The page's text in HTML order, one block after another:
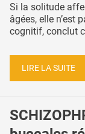
Si la solitude
âgées, elle n’est
cognitif, conclut
LIRE LA SUITE